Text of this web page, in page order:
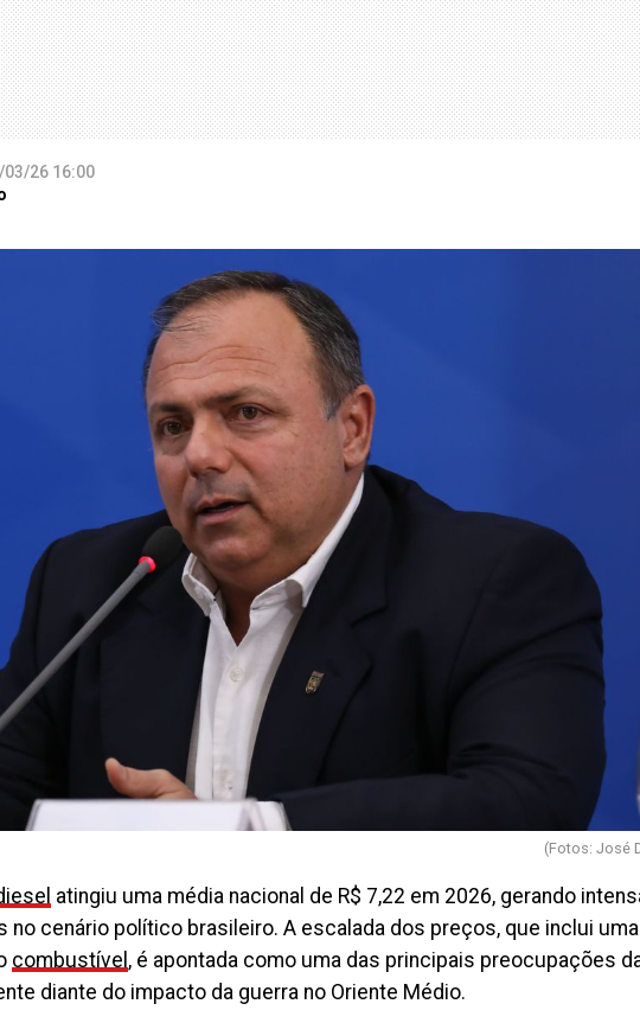
03/26 16:00
(Fotos: José
atingiu uma média nacional de R$ 7,22 em 2026, gerando
no cenário político brasileiro. A escalada dos preços, que inclui uma
combustível , é apontada como uma das principais preocupações
diante do impacto da guerra no Oriente Médio.